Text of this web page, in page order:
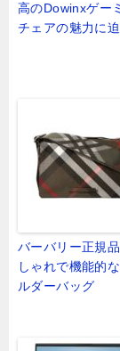
高のDowinxゲー
チェアの魅力に
バーバリー正規
しゃれで機能的
ルダーバッグ